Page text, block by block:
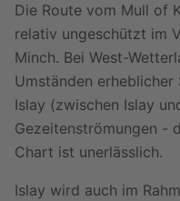
Die Route vom Mull of
relativ ungeschützt im
Minch. Bei West-
Umständen
Islay (zwischen Islay
Gezeitenströmungen -
Chart ist unerlässlich.
Islay wird auch im